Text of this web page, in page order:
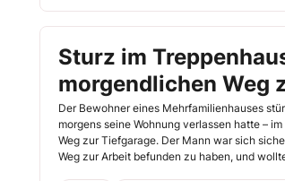
Sturz im
morgendlichen Weg
Tiefgarage –
nicht?
Der Bewohner eines Mehrfamilienhauses
morgens seine Wohnung verlassen hatte –
Weg zur Tiefgarage. Der Mann war sich
Weg zur Arbeit befunden zu haben, und